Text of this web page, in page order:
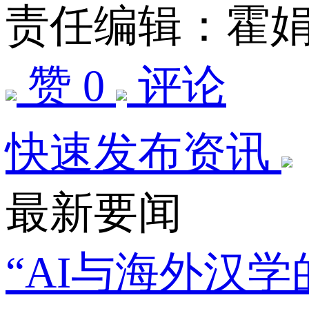
责任编辑：霍
赞 0
评论
快速发布资讯
最新要闻
“AI与海外汉学